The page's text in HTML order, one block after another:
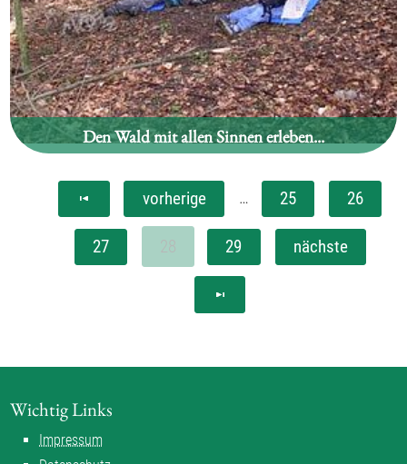
Den Wald mit allen Sinnen erleben...
vorherige … 25 26
27 28 29 nächste
Wichtig Links
Impressum